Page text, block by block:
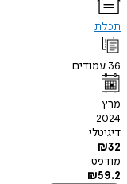
תכלת
36 עמודים
מרץ
2024
דיגיטלי
₪32
מודפס
₪59.2